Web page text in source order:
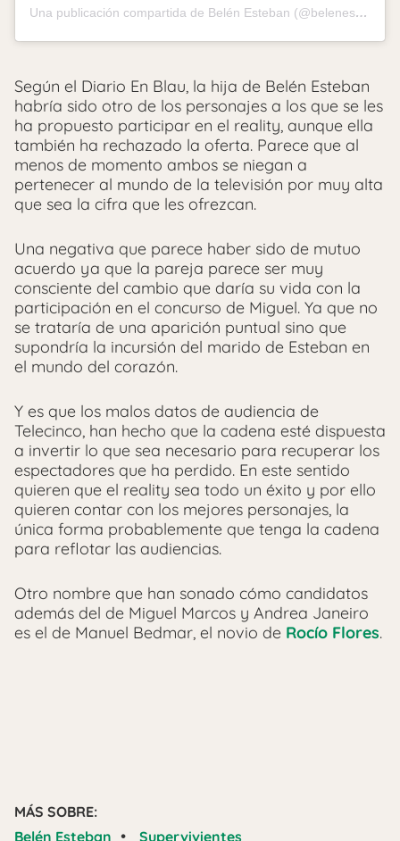
Una publicación compartida de Belén Esteban (@belenestebanmenendez)
Según el Diario En Blau, la hija de Belén Esteban
habría sido otro de los personajes a los que se les
ha propuesto participar en el reality, aunque ella
también ha rechazado la oferta. Parece que al
menos de momento ambos se niegan a
pertenecer al mundo de la televisión por muy alta
que sea la cifra que les ofrezcan.
Una negativa que parece haber sido de mutuo
acuerdo ya que la pareja parece ser muy
consciente del cambio que daría su vida con la
participación en el concurso de Miguel. Ya que no
se trataría de una aparición puntual sino que
supondría la incursión del marido de Esteban en
el mundo del corazón.
Y es que los malos datos de audiencia de
Telecinco, han hecho que la cadena esté dispuesta
a invertir lo que sea necesario para recuperar los
espectadores que ha perdido. En este sentido
quieren que el reality sea todo un éxito y por ello
quieren contar con los mejores personajes, la
única forma probablemente que tenga la cadena
para reflotar las audiencias.
Otro nombre que han sonado cómo candidatos
además del de Miguel Marcos y Andrea Janeiro
es el de Manuel Bedmar, el novio de Rocío Flores.
MÁS SOBRE:
Belén Esteban • Supervivientes